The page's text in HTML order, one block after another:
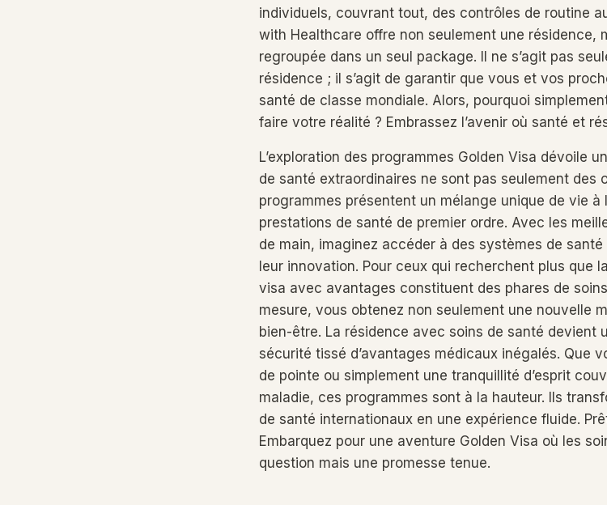
individuels, couvrant tout, des contrôles de routine
with Healthcare offre non seulement une résidence,
regroupée dans un seul package. Il ne s’agit pas
résidence ; il s’agit de garantir que vous et vos
santé de classe mondiale. Alors, pourquoi
faire votre réalité ? Embrassez l’avenir où santé et
L’exploration des programmes Golden Visa dévoile
de santé extraordinaires ne sont pas seulement des
programmes présentent un mélange unique de vie à
prestations de santé de premier ordre. Avec les
de main, imaginez accéder à des systèmes de
leur innovation. Pour ceux qui recherchent plus que
visa avec avantages constituent des phares de
mesure, vous obtenez non seulement une nouvelle
bien-être. La résidence avec soins de santé devient
sécurité tissé d’avantages médicaux inégalés. Que
de pointe ou simplement une tranquillité d’esprit
maladie, ces programmes sont à la hauteur. Ils
de santé internationaux en une expérience fluide.
Embarquez pour une aventure Golden Visa où les
question mais une promesse tenue.